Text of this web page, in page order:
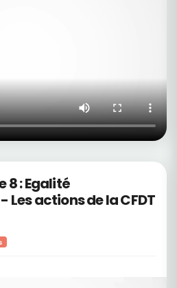
8 : Egalité
actions de la CFDT